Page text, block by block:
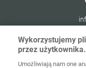
Wykorzystujemy
przez użytkownika.
Umożliwiają nam one